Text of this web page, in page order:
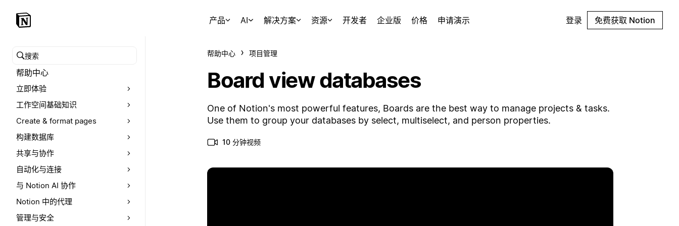
产品 AI 解决方案 资源 开发者 企业版 价格 申请演示 登录 免费获取 Notion
搜索帮助中心
帮助中心
立即体验
工作空间基础知识
Create & format pages
构建数据库
共享与协作
自动化与连接
与 Notion AI 协作
Notion 中的代理
管理与安全
帮助中心 项目管理
Board view databases
One of Notion's most powerful features, Boards are the best way to manage projects & tasks.
Use them to group your databases by select, multiselect, and person properties.
10 分钟视频